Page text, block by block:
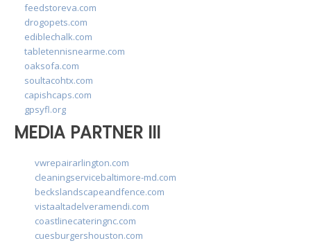
feedstoreva.com
drogopets.com
ediblechalk.com
tabletennisnearme.com
oaksofa.com
soultacohtx.com
capishcaps.com
gpsyfl.org
MEDIA PARTNER III
vwrepairarlington.com
cleaningservicebaltimore-md.com
beckslandscapeandfence.com
vistaaltadelveramendi.com
coastlinecateringnc.com
cuesburgershouston.com